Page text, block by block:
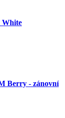
White
Berry - zánovní